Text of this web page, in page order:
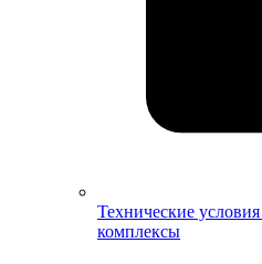
Технические
комплексы